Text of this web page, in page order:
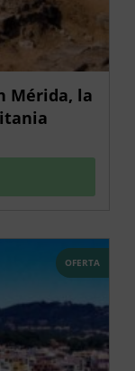
Mérida, la
OFERTA